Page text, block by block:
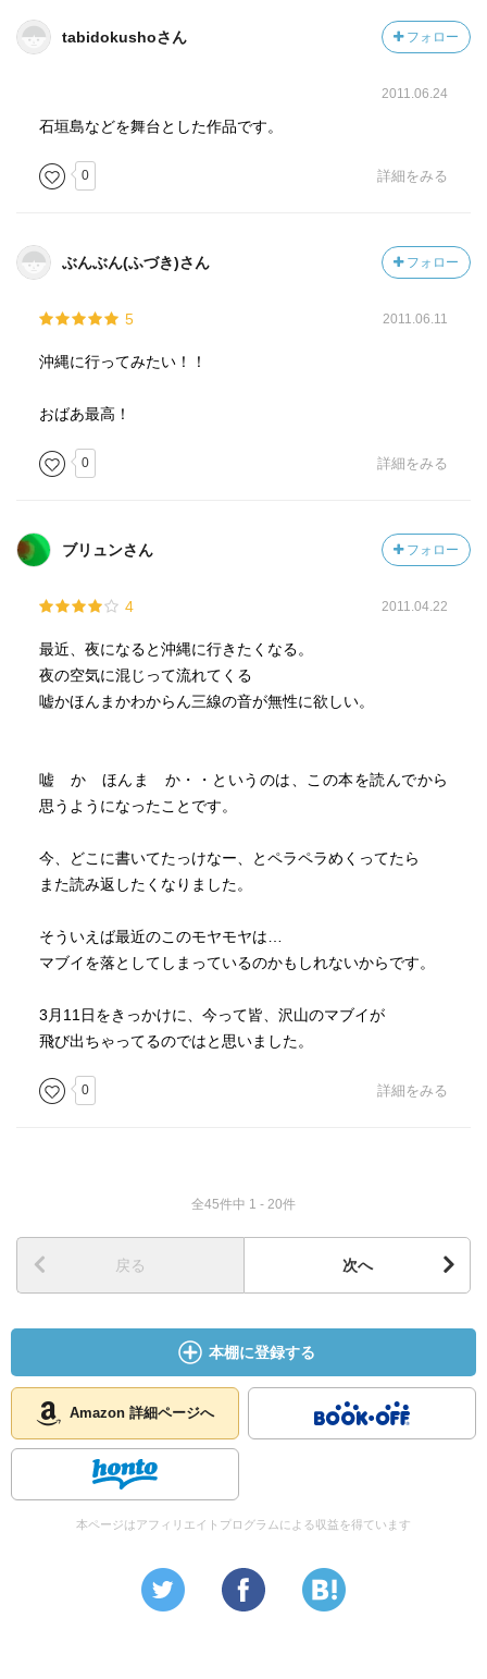
tabidokushoさん フォロー
2011.06.24
石垣島などを舞台とした作品です。
0 詳細をみる
ぶんぶん(ふづき)さん フォロー
5 2011.06.11
沖縄に行ってみたい！！
おばあ最高！
0 詳細をみる
ブリュンさん フォロー
4 2011.04.22
最近、夜になると沖縄に行きたくなる。
夜の空気に混じって流れてくる
嘘かほんまかわからん三線の音が無性に欲しい。
嘘 か ほんま か・・というのは、この本を読んでから
思うようになったことです。
今、どこに書いてたっけなー、とペラペラめくってたら
また読み返したくなりました。
そういえば最近のこのモヤモヤは…
マブイを落としてしまっているのかもしれないからです。
3月11日をきっかけに、今って皆、沢山のマブイが
飛び出ちゃってるのではと思いました。
0 詳細をみる
全45件中 1 - 20件
戻る 次へ
本棚に登録する
Amazon 詳細ページへ
本ページはアフィリエイトプログラムによる収益を得ています